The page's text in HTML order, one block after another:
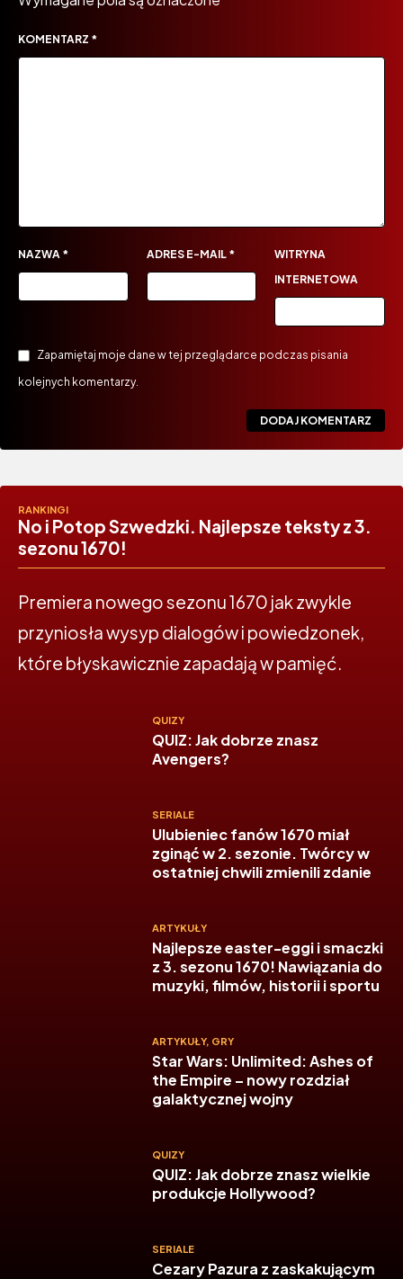
KOMENTARZ *
NAZWA * ADRES E-MAIL *
WITRYNA
INTERNETOWA
Zapamiętaj moje dane w tej przeglądarce podczas pisania
kolejnych komentarzy.
RANKINGI
No i Potop Szwedzki. Najlepsze teksty z 3.
sezonu 1670!
Premiera nowego sezonu 1670 jak zwykle
przyniosła wysyp dialogów i powiedzonek,
które błyskawicznie zapadają w pamięć.
QUIZY
QUIZ: Jak dobrze znasz
Avengers?
SERIALE
Ulubieniec fanów 1670 miał
zginąć w 2. sezonie. Twórcy w
ostatniej chwili zmienili zdanie
ARTYKUŁY
Najlepsze easter-eggi i smaczki
z 3. sezonu 1670! Nawiązania do
muzyki, filmów, historii i sportu
ARTYKUŁY, GRY
Star Wars: Unlimited: Ashes of
the Empire – nowy rozdział
galaktycznej wojny
QUIZY
QUIZ: Jak dobrze znasz wielkie
produkcje Hollywood?
SERIALE
Cezary Pazura z zaskakującym